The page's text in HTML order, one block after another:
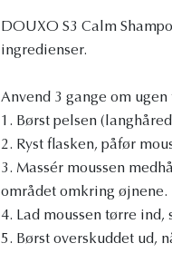
DOUXO S3 Calm
ingredienser.
Anvend 3 gange om
1. Børst pelsen
2. Ryst flasken, påfør
3. Massér moussen
området omkring øjnene.
4. Lad moussen tørre ind,
5. Børst overskuddet ud,